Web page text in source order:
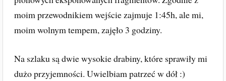
moim przewodnikiem wejście zajmuje 1:45h, ale mi,
moim wolnym tempem, zajęło 3 godziny.
Na szlaku są dwie wysokie drabiny, które sprawiły mi
dużo przyjemności. Uwielbiam patrzeć w dół :)